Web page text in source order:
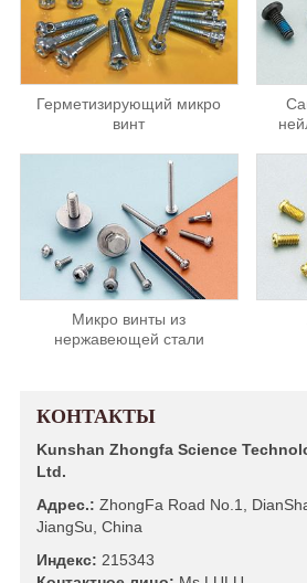
Герметизирующий микро
винт
Микро винты из
нержавеющей стали
КОНТАКТЫ
Kunshan Zhongfa Science
Ltd.
Адрес.: ZhongFa Road No.1,
JiangSu, China
Индекс: 215343